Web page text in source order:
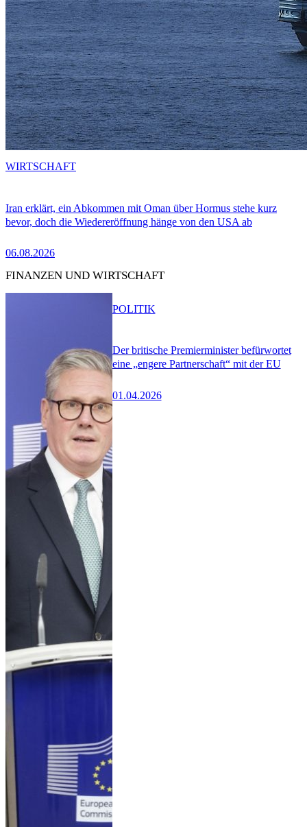
Iran erklärt, ein Abkommen mit Oman über Hormus stehe kurz
bevor, doch die Wiedereröffnung hänge von den USA ab
06.08.2026
WIRTSCHAFT
FINANZEN UND WIRTSCHAFT
Der britische Premierminister befürwortet
eine „engere Partnerschaft“ mit der EU
01.04.2026
POLITIK